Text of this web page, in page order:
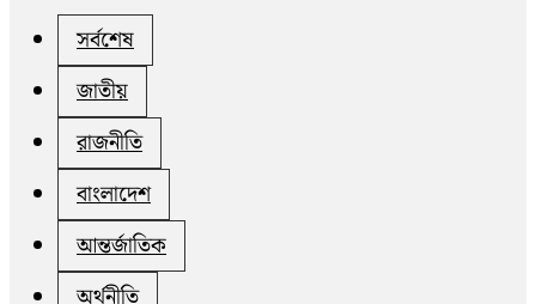
সর্বশেষ
জাতীয়
রাজনীতি
বাংলাদেশ
আন্তর্জাতিক